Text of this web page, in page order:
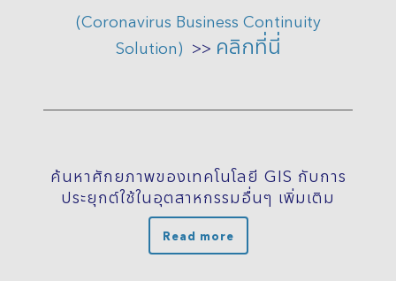
(Coronavirus Business Continuity
Solution) >> คลิกที่นี่
ค้นหาศักยภาพของเทคโนโลยี GIS กับการ
ประยุกต์ใช้ในอุตสาหกรรมอื่นๆ เพิ่มเติม
Read more